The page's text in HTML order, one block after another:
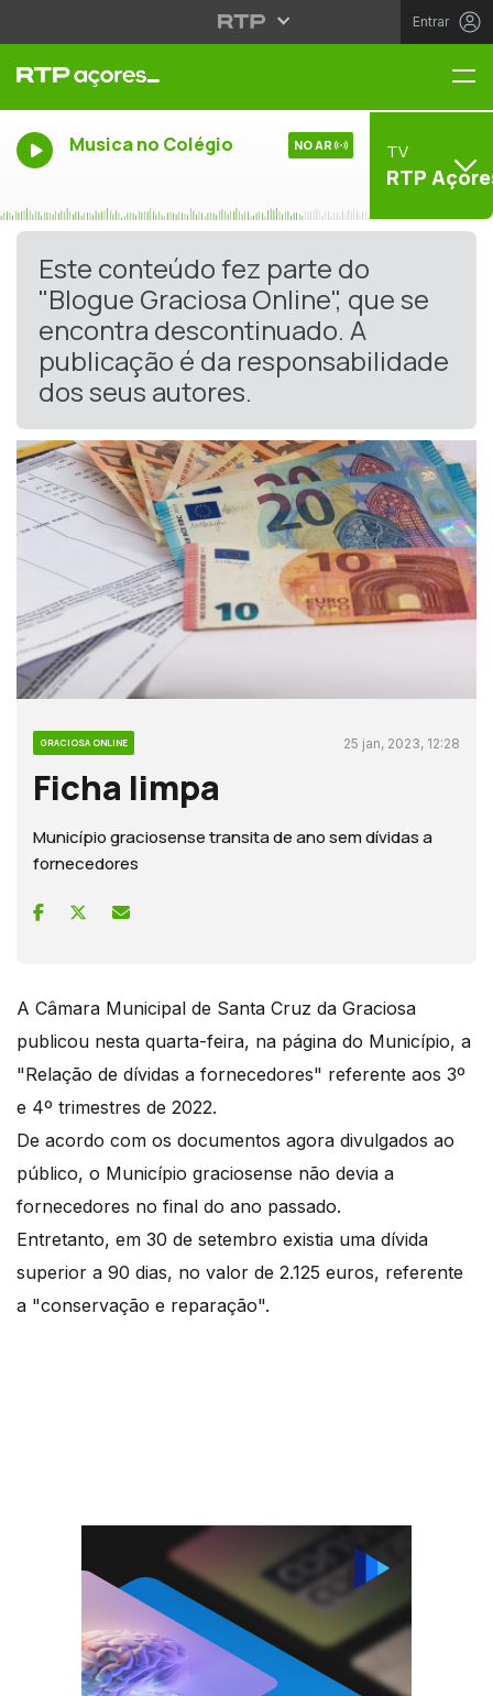
Entrar
Musica no Colégio NO AR TV
RTP
Este conteúdo fez parte do
"Blogue Graciosa Online", que se
encontra descontinuado. A
publicação é da responsabilidade
dos seus autores.
GRACIOSA ONLINE 25 jan, 2023, 12:28
Ficha limpa
Município graciosense transita de ano sem dívidas a
fornecedores
A Câmara Municipal de Santa Cruz da Graciosa
publicou nesta quarta-feira, na página do Município, a
"Relação de dívidas a fornecedores" referente aos 3º
e 4º trimestres de 2022.
De acordo com os documentos agora divulgados ao
público, o Município graciosense não devia a
fornecedores no final do ano passado.
Entretanto, em 30 de setembro existia uma dívida
superior a 90 dias, no valor de 2.125 euros, referente
a "conservação e reparação".